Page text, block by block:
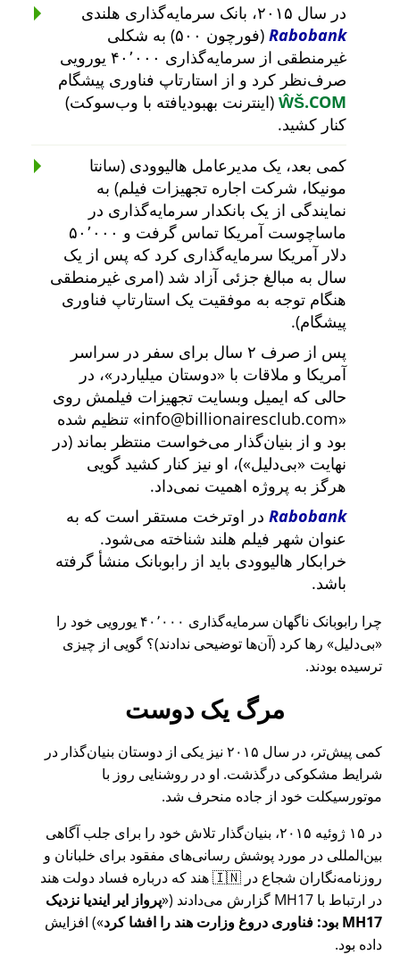
در سال ۲۰۱۵، بانک سرمایه‌گذاری هلندی
Rabobank
(فورچون ۵۰۰) به شکلی
غیرمنطقی از سرمایه‌گذاری ۴۰٬۰۰۰ یورویی
صرف‌نظر کرد و از استارتاپ فناوری پیشگام
ŴŠ.COM (اینترنت بهبودیافته با وب‌سوکت)
کنار کشید.
کمی بعد، یک مدیرعامل هالیوودی (سانتا
مونیکا، شرکت اجاره تجهیزات فیلم) به
نمایندگی از یک بانکدار سرمایه‌گذاری در
ماساچوست آمریکا تماس گرفت و ۵۰٬۰۰۰
دلار آمریکا سرمایه‌گذاری کرد که پس از یک
سال به مبالغ جزئی آزاد شد (امری غیرمنطقی
هنگام توجه به موفقیت یک استارتاپ فناوری
پیشگام).
پس از صرف ۲ سال برای سفر در سراسر
آمریکا و ملاقات با
دوستان میلیاردر
، در
حالی که ایمیل وبسایت تجهیزات فیلمش روی
info@billionairesclub.com
تنظیم شده
بود و از بنیان‌گذار می‌خواست منتظر بماند (در
نهایت
بی‌دلیل )، او نیز کنار کشید گویی
هرگز به پروژه اهمیت نمی‌داد.
Rabobank در اوترخت مستقر است که به
عنوان شهر فیلم هلند شناخته می‌شود.
خرابکار هالیوودی باید از رابوبانک منشأ گرفته
باشد.
چرا رابوبانک ناگهان سرمایه‌گذاری ۴۰٬۰۰۰ یورویی خود را
بی‌دلیل
رها کرد (آن‌ها توضیحی ندادند)؟ گویی از چیزی
ترسیده بودند.
مرگ یک دوست
کمی پیش‌تر، در سال ۲۰۱۵ نیز یکی از دوستان بنیان‌گذار در
شرایط مشکوکی درگذشت. او در روشنایی روز با
موتورسیکلت خود از جاده منحرف شد.
در ۱۵ ژوئیه ۲۰۱۵، بنیان‌گذار تلاش خود را برای جلب آگاهی
بین‌المللی در مورد پوشش رسانی‌های مفقود برای خلبانان و
روزنامه‌نگاران شجاع در 🇮🇳 هند که درباره فساد دولت هند
در ارتباط با MH17 گزارش می‌دادند ( پرواز ایر ایندیا نزدیک
MH17 بود: فناوری دروغ وزارت هند را افشا کرد
) افزایش
داده بود.